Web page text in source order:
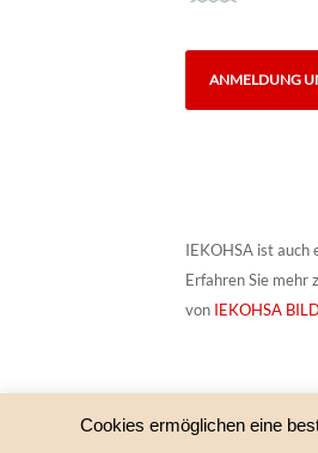
ANMELDUNG
IEKOHSA ist auch
Erfahren Sie mehr
von IEKOHSA
Cookies ermöglichen eine